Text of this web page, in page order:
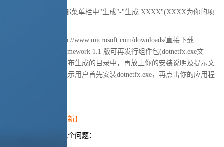
7、再在VS.Net的顶部菜单栏中"生成"-"生成 XXXX"(XXXX为你的项
8、从微软网站上http://www.microsoft.com/downloads/直接下载
Microsoft® .NET Framework 1.1 版可再发行组件包(dotnetfx.exe文
件)，COPY到您的发布生成的目录中，再放上你的安装说明及提示文
件等。安装说明中提示用户首先安装dotnetfx.exe，再点击你的应用程
【2012年7月25日更新】
上面这种方式存在几个问题：